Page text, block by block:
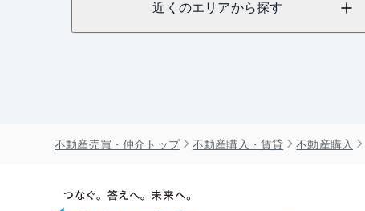
近くのエリアから探す
不動産売買・仲介トップ 不動産購入・賃貸 不動産購入